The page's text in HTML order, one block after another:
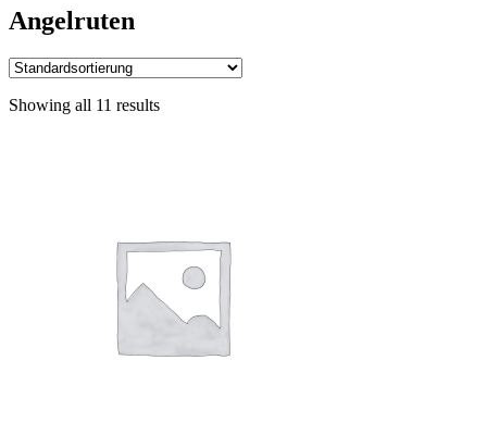
Angelruten
Showing all 11 results